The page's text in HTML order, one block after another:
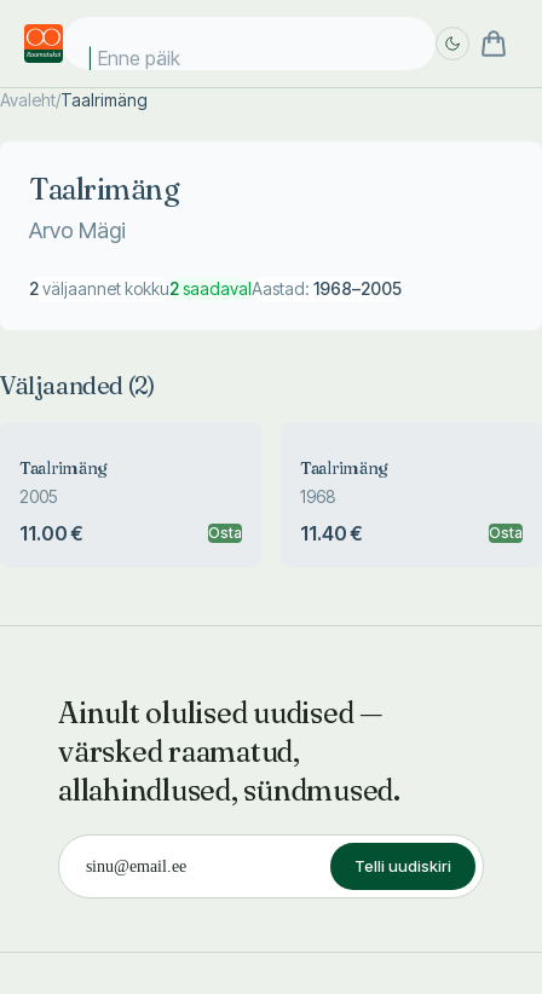
Enne päike
Avaleht/Taalrimäng
Taalrimäng
Arvo Mägi
2väljaannet kokku2saadavalAastad: 1968–2005
Väljaanded (2)
Taalrimäng
2005
11.00 € Osta
Taalrimäng
1968
11.40 € Osta
Ainult olulised uudised —
värsked raamatud,
allahindlused, sündmused.
Telli uudiskiri